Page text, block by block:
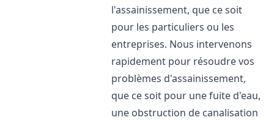
l'assainissement, que ce soit
pour les particuliers ou les
entreprises. Nous intervenons
rapidement pour résoudre vos
problèmes d'assainissement,
que ce soit pour une fuite d'eau,
une obstruction de canalisation